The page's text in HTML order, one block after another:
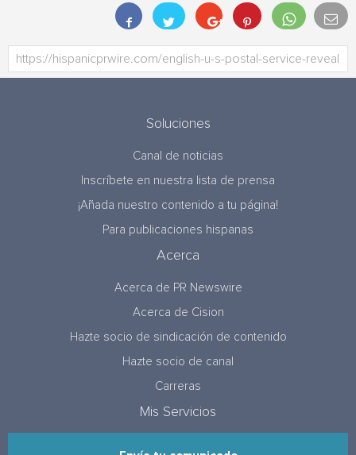
Soluciones
Canal de noticias
Inscríbete en nuestra lista de prensa
¡Añada nuestro contenido a tu página!
Para publicaciones hispanas
Acerca
Acerca de PR Newswire
Acerca de Cision
Hazte socio de sindicación de contenido
Hazte socio de canal
Carreras
Mis Servicios